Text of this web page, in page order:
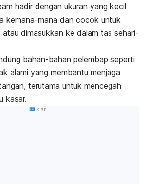
hadir dengan ukuran yang kecil
kemana-mana dan cocok untuk
dimasukkan ke dalam tas sehari-
bahan-bahan pelembap seperti
alami yang membantu menjaga
terutama untuk mencegah
kasar.
Iklan